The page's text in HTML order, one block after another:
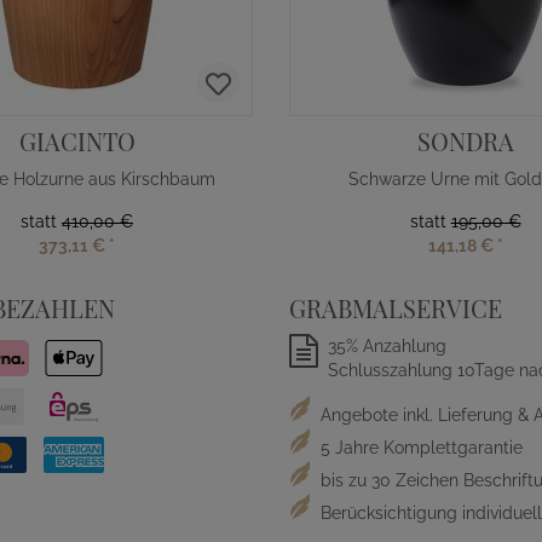
GIACINTO
Holzurne aus Kirschbaum
statt 410,00 €
373,11 € *
SONDRA
Schwarze Urne mit
statt195,00 €
141,18 € *
GRABMALSERVICE
35% Anzahlung
Schlusszahlung 10Tage
Angebote inkl. Lieferung &
5 Jahre Komplettgarantie
bis zu 30 Zeichen
Berücksichtigung